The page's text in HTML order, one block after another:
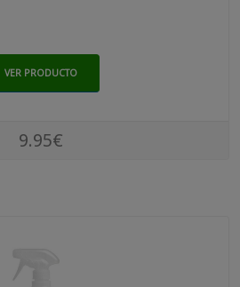
VER PRODUCTO
9.95€